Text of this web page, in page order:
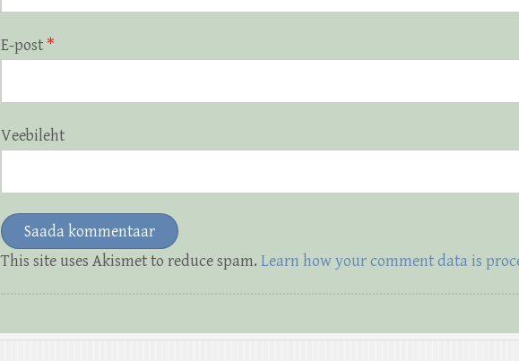
E-post *
Veebileht
This site uses Akismet to reduce spam. Learn how your comment data is